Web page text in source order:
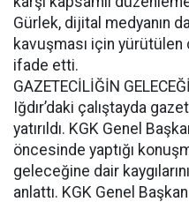
Gürlek, dijital medyanın
kavuşması için yürütülen
ifade etti.
GAZETECİLİĞİN
Iğdır’daki çalıştayda
yatırıldı. KGK Genel
öncesinde yaptığı
geleceğine dair
anlattı. KGK Genel